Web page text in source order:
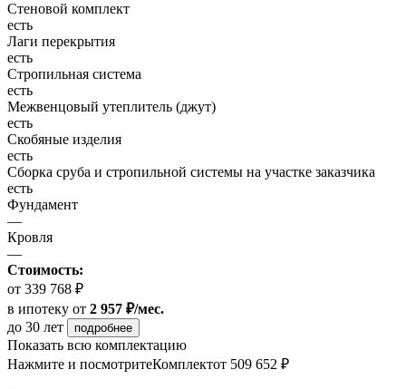
Стеновой комплект
есть
Лаги перекрытия
есть
Стропильная система
есть
Межвенцовый утеплитель (джут)
есть
Скобяные изделия
есть
Сборка сруба и стропильной системы на участке заказчика
есть
Фундамент
—
Кровля
—
Стоимость:
от 339 768 ₽
в ипотеку от 2 957 ₽/мес.
до 30 лет
подробнее
Показать всю комплектацию
Нажмите и посмотритеКомплектот 509 652 ₽